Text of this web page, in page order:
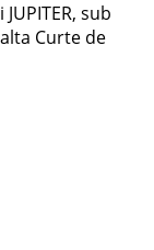
sub
Curte de